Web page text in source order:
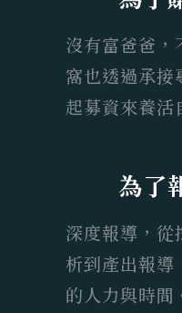
沒有富爸爸，
窩也透過承接
起募資來養活
為了
深度報導，從
析到產出報導
的人力與時間